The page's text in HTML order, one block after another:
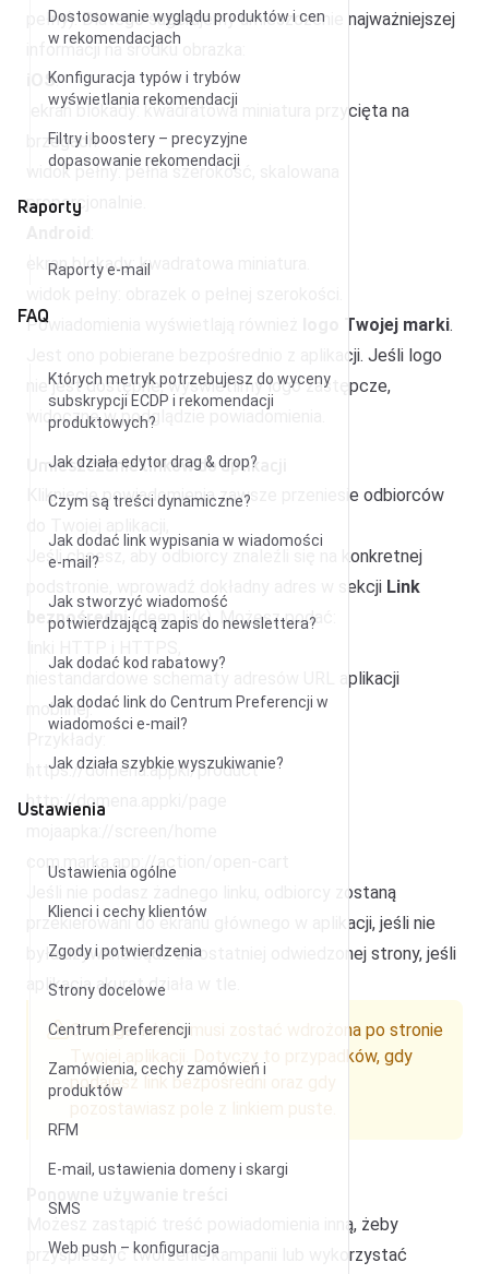
Dostosowanie wyglądu produktów i cen
w rekomendacjach
Konfiguracja typów i trybów
wyświetlania rekomendacji
Filtry i boostery – precyzyjne
dopasowanie rekomendacji
Raporty
Raporty e-mail
FAQ
Których metryk potrzebujesz do wyceny
subskrypcji ECDP i rekomendacji
produktowych?
Jak działa edytor drag & drop?
Czym są treści dynamiczne?
Jak dodać link wypisania w wiadomości
e-mail?
Jak stworzyć wiadomość
potwierdzającą zapis do newslettera?
Jak dodać kod rabatowy?
Jak dodać link do Centrum Preferencji w
wiadomości e-mail?
Jak działa szybkie wyszukiwanie?
Ustawienia
Ustawienia ogólne
Klienci i cechy klientów
Zgody i potwierdzenia
Strony docelowe
Centrum Preferencji
Zamówienia, cechy zamówień i
produktów
RFM
E-mail, ustawienia domeny i skargi
SMS
Web push – konfiguracja
pełny). Dlatego sugerujemy umieszczenie najważniejszej
informacji na środku obrazka:
iOS:
ekran blokady: kwadratowa miniatura przycięta na
brzegach.
widok pełny: pełna szerokość, skalowana
proporcjonalnie.
ekran blokady: kwadratowa miniatura.
Powiadomienia wyświetlają również
logo Twojej marki.
Jest ono pobierane bezpośrednio z aplikacji. Jeśli logo
nie jest dostępne, wyświetlimy logo zastępcze,
widoczne w podglądzie powiadomienia.
Umieszczanie linków do aplikacji
Kliknięcie powiadomienia zawsze przeniesie odbiorców
Jeśli chcesz, aby odbiorcy znaleźli się na konkretnej
podstronie, wprowadź dokładny adres w sekcji Link
bezpośredni(deep link). Możesz podać:
niestandardowe schematy adresów URL aplikacji
mobilnej.
https://domena.appki/product
http://domena.appki/page
com.marka.app://action/open-cart
Jeśli nie podasz żadnego linku, odbiorcy zostaną
przekierowani do ekranu głównego w aplikacji, jeśli nie
była używana bądź do ostatniej odwiedzonej strony, jeśli
aplikacja akurat działa w tle.
Obsługa linków musi zostać wdrożona po stronie
Twojej aplikacji. Dotyczy to przypadków, gdy
podajesz link bezpośredni oraz gdy
Możesz zastąpić treść powiadomienia inną, żeby
przyśpieszyć tworzenie kampanii lub wykorzystać